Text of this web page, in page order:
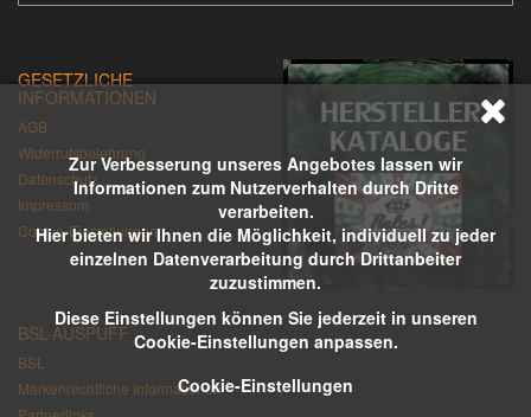
Zur Verbesserung unseres Angebotes lassen wir
Informationen zum Nutzerverhalten durch Dritte
verarbeiten.
Hier bieten wir Ihnen die Möglichkeit, individuell zu jeder
einzelnen Datenverarbeitung durch Drittanbeiter
zuzustimmen.
Diese Einstellungen können Sie jederzeit in unseren
Cookie-Einstellungen anpassen.
Cookie-Einstellungen
GESETZLICHE
INFORMATIONEN
AGB
Widerrufsbelehrung
Datenschutz
Impressum
Cookie-Einstellungen
BSL-AUSPUFF
BSL
Markenrechtliche Informationen